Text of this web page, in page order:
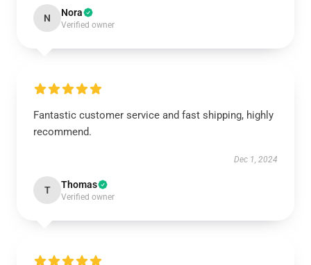
N Nora
Verified owner
Fantastic customer service and fast shipping, highly
recommend.
Dec 1, 2024
T Thomas
Verified owner